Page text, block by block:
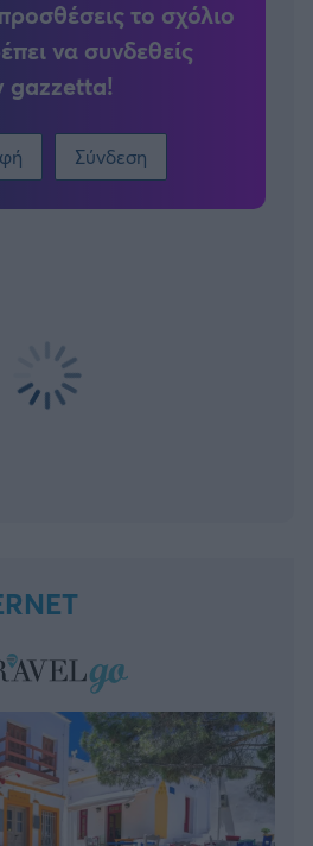
το σχόλιο
να συνδεθείς
gazzetta!
Σύνδεση